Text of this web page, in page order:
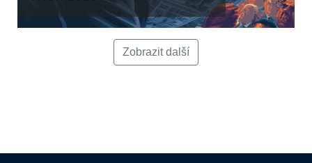
Zobrazit další